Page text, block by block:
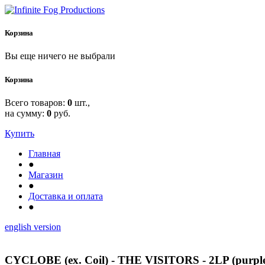
Корзина
Вы еще ничего не выбрали
Корзина
Всего товаров: 0 шт.,
на сумму: 0 руб.
Купить
Главная
●
Магазин
●
Доставка и оплата
●
english version
CYCLOBE (ex. Coil) - THE VISITORS - 2LP